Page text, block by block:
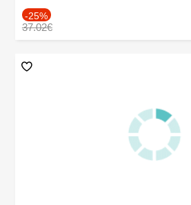
-25%
37.02€